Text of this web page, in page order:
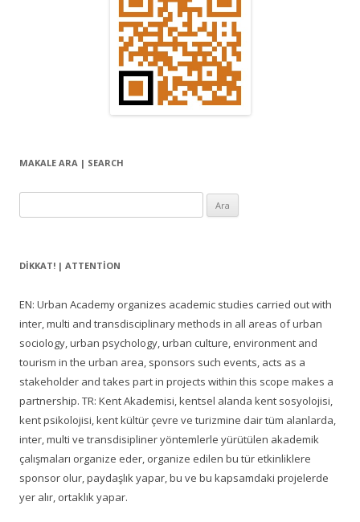
MAKALE ARA | SEARCH
DIKKAT! | ATTENTION
EN: Urban Academy organizes academic studies carried out with
inter, multi and transdisciplinary methods in all areas of urban
sociology, urban psychology, urban culture, environment and
tourism in the urban area, sponsors such events, acts as a
stakeholder and takes part in projects within this scope makes a
partnership. TR: Kent Akademisi, kentsel alanda kent sosyolojisi,
kent psikolojisi, kent kültür çevre ve turizmine dair tüm alanlarda,
inter, multi ve transdisipliner yöntemlerle yürütülen akademik
çalışmaları organize eder, organize edilen bu tür etkinliklere
sponsor olur, paydaşlık yapar, bu ve bu kapsamdaki projelerde
yer alır, ortaklık yapar.